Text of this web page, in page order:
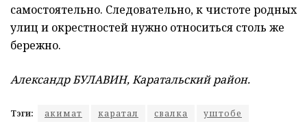
самостоятельно. Следовательно, к чистоте родных
улиц и окрестностей нужно относиться столь же
бережно.
Александр БУЛАВИН, Каратальский район.
Тэги: акимат каратал свалка уштобе